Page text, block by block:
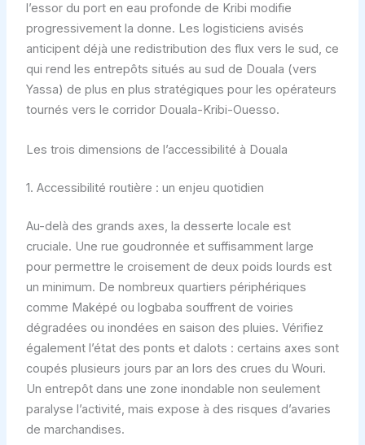
l’essor du port en eau profonde de Kribi modifie
progressivement la donne. Les logisticiens avisés
anticipent déjà une redistribution des flux vers le sud, ce
qui rend les entrepôts situés au sud de Douala (vers
Yassa) de plus en plus stratégiques pour les opérateurs
tournés vers le corridor Douala-Kribi-Ouesso.
Les trois dimensions de l’accessibilité à Douala
1. Accessibilité routière : un enjeu quotidien
Au-delà des grands axes, la desserte locale est
cruciale. Une rue goudronnée et suffisamment large
pour permettre le croisement de deux poids lourds est
un minimum. De nombreux quartiers périphériques
comme Maképé ou logbaba souffrent de voiries
dégradées ou inondées en saison des pluies. Vérifiez
également l’état des ponts et dalots : certains axes sont
coupés plusieurs jours par an lors des crues du Wouri.
Un entrepôt dans une zone inondable non seulement
paralyse l’activité, mais expose à des risques d’avaries
de marchandises.